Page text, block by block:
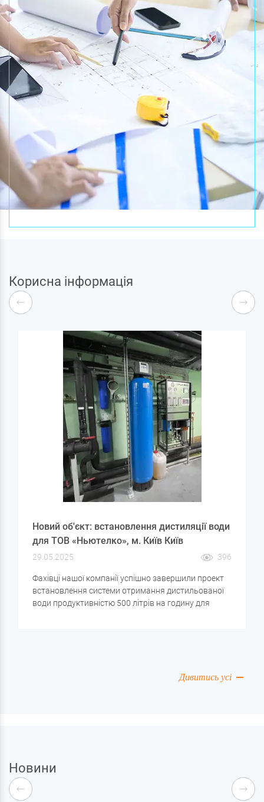
Корисна інформація
Новий об'єкт: встановлення дистиляції води
для ТОВ «Ньютелко», м. Київ Київ
29.05.2025 396
Фахівці нашої компанії успішно завершили проект
встановлення системи отримання дистильованої
води продуктивністю 500 літрів на годину для
Дивитись усі
Новини